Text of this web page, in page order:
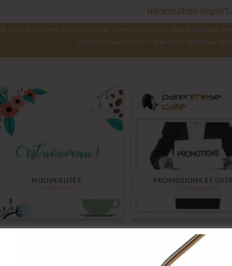
Information
Si vous êtes client d’un Conseiller Parenthese Café, avant de payer,
votre Conseiller(ère) » afin de lui attribuer
NOUVEAUTÉS
17 PRODUITS
PROMOTIONS ET
11 PRODUITS